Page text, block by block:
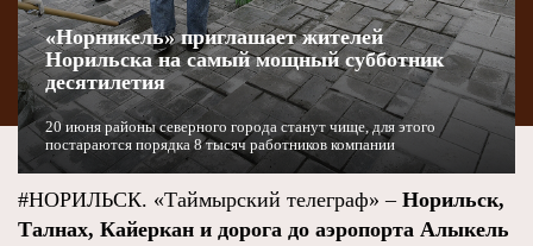
«Норникель» приглашает жителей
Норильска на самый мощный субботник
десятилетия
20 июня районы северного города станут чище, для этого
постараются порядка 8 тысяч работников компании
#НОРИЛЬСК. «Таймырский телеграф» –Норильск,
Талнах, Кайеркан и дорога до аэропорта Алыкель